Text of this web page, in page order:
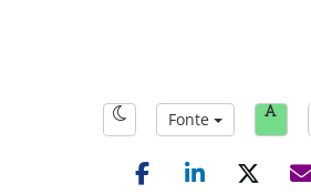
Fonte